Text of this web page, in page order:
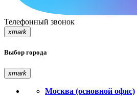
Телефонный звонок
xmark
Выбор города
xmark
Москва (основной офис)